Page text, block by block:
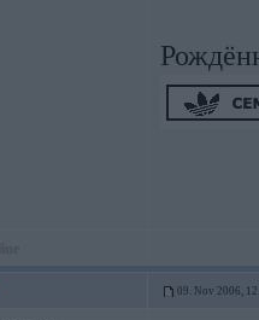
09. Nov 2006,